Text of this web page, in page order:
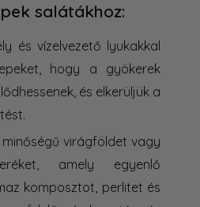
salátákhoz:
és vízelvezető lyukakkal
hogy a gyökerek
és elkerüljük a
virágföldet vagy
amely egyenlő
komposztot, perlitet és